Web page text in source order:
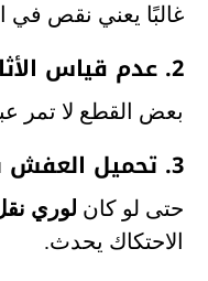
غالبًا يعني نقص في
2. عدم قياس الأثاث قبل النقل
بعض القطع لا تمر
3. تحميل العفش بدون تغليف
حتى لو كان لوري
الاحتكاك يحدث.